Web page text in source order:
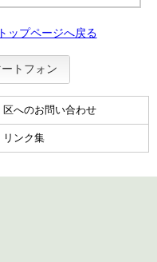
トップページへ戻る
トフォン
区へのお問い合わせ
リンク集